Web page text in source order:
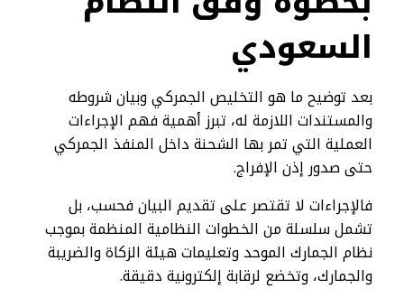
السعودي
بعد توضيح ما هو التخليص الجمركي وبيان شروطه
والمستندات اللازمة له، تبرز أهمية فهم الإجراءات
العملية التي تمر بها الشحنة داخل المنفذ الجمركي
حتى صدور إذن الإفراج.
فالإجراءات لا تقتصر على تقديم البيان فحسب، بل
تشمل سلسلة من الخطوات النظامية المنظمة بموجب
نظام الجمارك الموحد وتعليمات هيئة الزكاة والضريبة
والجمارك، وتخضع لرقابة إلكترونية دقيقة.